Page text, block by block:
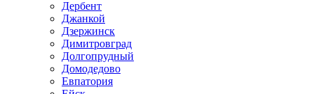
Дербент
Джанкой
Дзержинск
Димитровград
Долгопрудный
Домодедово
Евпатория